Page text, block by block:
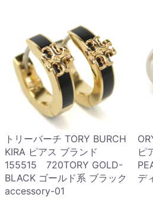
トリーバーチ TORY BURCH
KIRA ピアス ブランド
155515 720TORY GOLD-
BLACK ゴールド系 ブラック
accessory-01
ピ
デ